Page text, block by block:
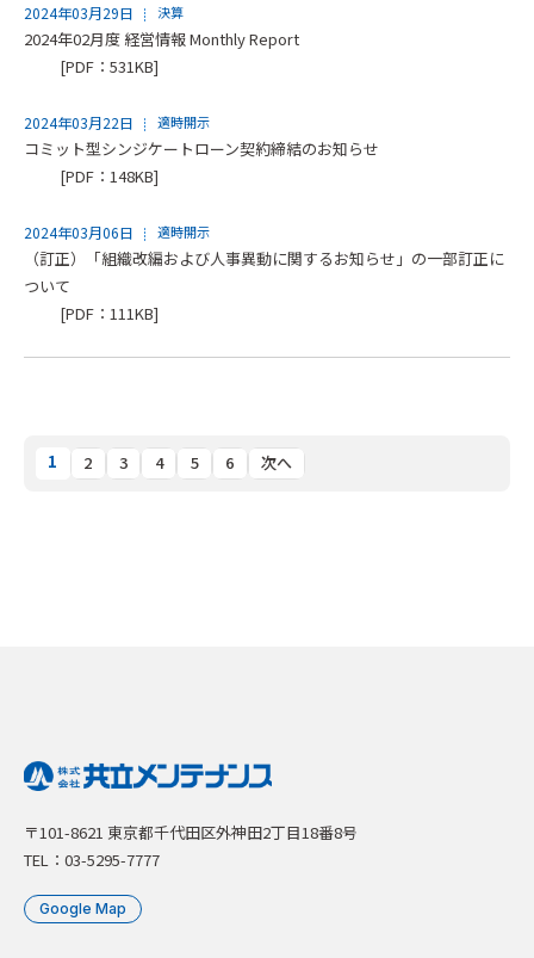
2024年03月29日 決算
2024年02月度 経営情報 Monthly Report
[PDF：531KB]
2024年03月22日 適時開示
コミット型シンジケートローン契約締結のお知らせ
[PDF：148KB]
2024年03月06日 適時開示
（訂正）「組織改編および人事異動に関するお知らせ」の一部訂正に
ついて
[PDF：111KB]
1 2 3 4 5 6 次へ
〒101-8621 東京都千代田区外神田2丁目18番8号
TEL：03-5295-7777
Google Map